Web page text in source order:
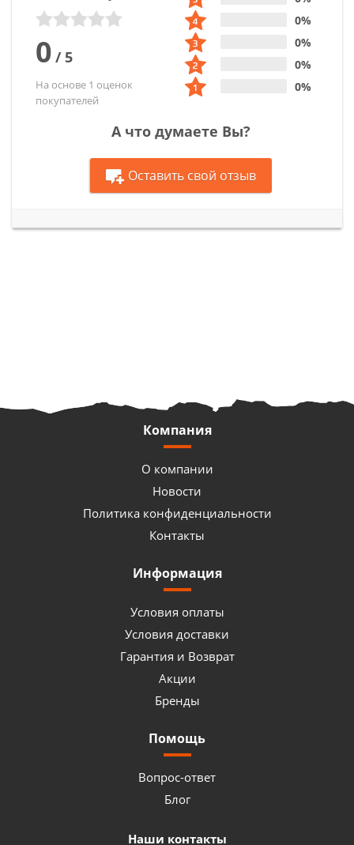
0 /5
На основе 1 оценок
покупателей
0%
0%
0%
0%
А что думаете Вы?
Оставить свой отзыв
Компания
О компании
Новости
Политика конфиденциальности
Контакты
Информация
Условия оплаты
Условия доставки
Гарантия и Возврат
Акции
Бренды
Помощь
Вопрос-ответ
Блог
Наши контакты